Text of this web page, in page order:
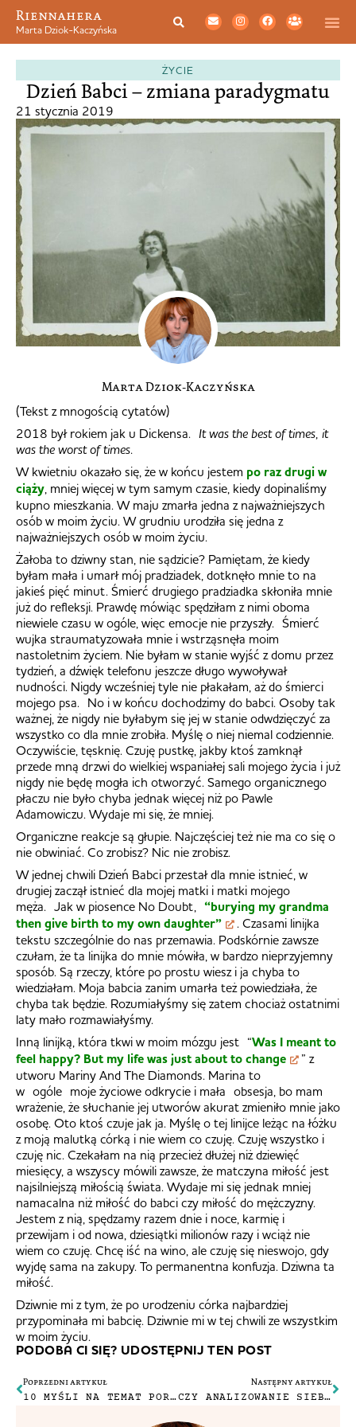
Riennahera
Marta Dziok-Kaczyńska
ŻYCIE
Dzień Babci – zmiana paradygmatu
21 stycznia 2019
Marta Dziok-Kaczyńska
(Tekst z mnogością cytatów)
2018 był rokiem jak u Dickensa. It was the best of times, it
was the worst of times.
W kwietniu okazało się, że w końcu jestem po raz drugi w
ciąży, mniej więcej w tym samym czasie, kiedy dopinaliśmy
kupno mieszkania. W maju zmarła jedna z najważniejszych
osób w moim życiu. W grudniu urodziła się jedna z
najważniejszych osób w moim życiu.
Żałoba to dziwny stan, nie sądzicie? Pamiętam, że kiedy
byłam mała i umarł mój pradziadek, dotknęło mnie to na
jakieś pięć minut. Śmierć drugiego pradziadka skłoniła mnie
już do refleksji. Prawdę mówiąc spędziłam z nimi oboma
niewiele czasu w ogóle, więc emocje nie przyszły. Śmierć
wujka straumatyzowała mnie i wstrząsnęła moim
nastoletnim życiem. Nie byłam w stanie wyjść z domu przez
tydzień, a dźwięk telefonu jeszcze długo wywoływał
nudności. Nigdy wcześniej tyle nie płakałam, aż do śmierci
mojego psa. No i w końcu dochodzimy do babci. Osoby tak
ważnej, że nigdy nie byłabym się jej w stanie odwdzięczyć za
wszystko co dla mnie zrobiła. Myślę o niej niemal codziennie.
Oczywiście, tęsknię. Czuję pustkę, jakby ktoś zamknął
przede mną drzwi do wielkiej wspaniałej sali mojego życia i już
nigdy nie będę mogła ich otworzyć. Samego organicznego
płaczu nie było chyba jednak więcej niż po Pawle
Adamowiczu. Wydaje mi się, że mniej.
Organiczne reakcje są głupie. Najczęściej też nie ma co się o
nie obwiniać. Co zrobisz? Nic nie zrobisz.
W jednej chwili Dzień Babci przestał dla mnie istnieć, w
drugiej zaczął istnieć dla mojej matki i matki mojego
męża. Jak w piosence No Doubt, “burying my grandma
then give birth to my own daughter”
. Czasami linijka
tekstu szczególnie do nas przemawia. Podskórnie zawsze
czułam, że ta linijka do mnie mówiła, w bardzo nieprzyjemny
sposób. Są rzeczy, które po prostu wiesz i ja chyba to
wiedziałam. Moja babcia zanim umarła też powiedziała, że
chyba tak będzie. Rozumiałyśmy się zatem chociaż ostatnimi
laty mało rozmawiałyśmy.
Inną linijką, która tkwi w moim mózgu jest “Was I meant to
feel happy? But my life was just about to change
” z
utworu Mariny And The Diamonds. Marina to
w ogóle moje życiowe odkrycie i mała obsesja, bo mam
wrażenie, że słuchanie jej utworów akurat zmieniło mnie jako
osobę. Oto ktoś czuje jak ja. Myślę o tej linijce leżąc na łóżku
z moją malutką córką i nie wiem co czuję. Czuję wszystko i
czuję nic. Czekałam na nią przecież dłużej niż dziewięć
miesięcy, a wszyscy mówili zawsze, że matczyna miłość jest
najsilniejszą miłością świata. Wydaje mi się jednak mniej
namacalna niż miłość do babci czy miłość do mężczyzny.
Jestem z nią, spędzamy razem dnie i noce, karmię i
przewijam i od nowa, dziesiątki milionów razy i wciąż nie
wiem co czuję. Chcę iść na wino, ale czuję się nieswojo, gdy
wyjdę sama na zakupy. To permanentna konfuzja. Dziwna ta
miłość.
Dziwnie mi z tym, że po urodzeniu córka najbardziej
przypominała mi babcię. Dziwnie mi w tej chwili ze wszystkim
w moim życiu.
PODOBA CI SIĘ? UDOSTĘPNIJ TEN POST
Poprzedni artykuł
10 MYŚLI NA TEMAT PORODU
Następny artykuł
CZY ANALIZOWANIE SIEBIE JEST DOBRE?